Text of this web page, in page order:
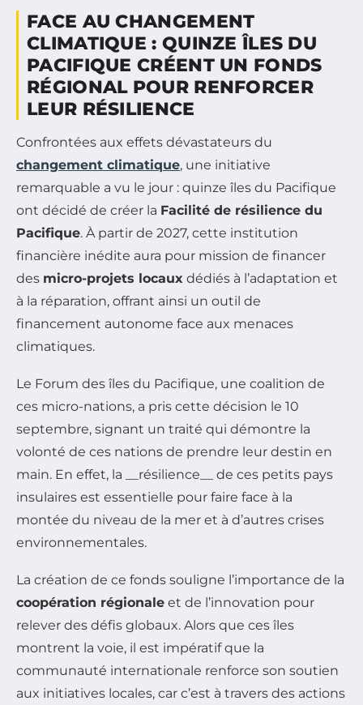
FACE AU CHANGEMENT
CLIMATIQUE : QUINZE ÎLES DU
PACIFIQUE CRÉENT UN FONDS
RÉGIONAL POUR RENFORCER
LEUR RÉSILIENCE
Confrontées aux effets dévastateurs du
changement climatique, une initiative
remarquable a vu le jour : quinze îles du Pacifique
ont décidé de créer la Facilité de résilience du
Pacifique. À partir de 2027, cette institution
financière inédite aura pour mission de financer
des micro-projets locaux dédiés à l’adaptation et
à la réparation, offrant ainsi un outil de
financement autonome face aux menaces
climatiques.
Le Forum des îles du Pacifique, une coalition de
ces micro-nations, a pris cette décision le 10
septembre, signant un traité qui démontre la
volonté de ces nations de prendre leur destin en
main. En effet, la __résilience__ de ces petits pays
insulaires est essentielle pour faire face à la
montée du niveau de la mer et à d’autres crises
environnementales.
La création de ce fonds souligne l’importance de la
coopération régionale et de l’innovation pour
relever des défis globaux. Alors que ces îles
montrent la voie, il est impératif que la
communauté internationale renforce son soutien
aux initiatives locales, car c’est à travers des actions